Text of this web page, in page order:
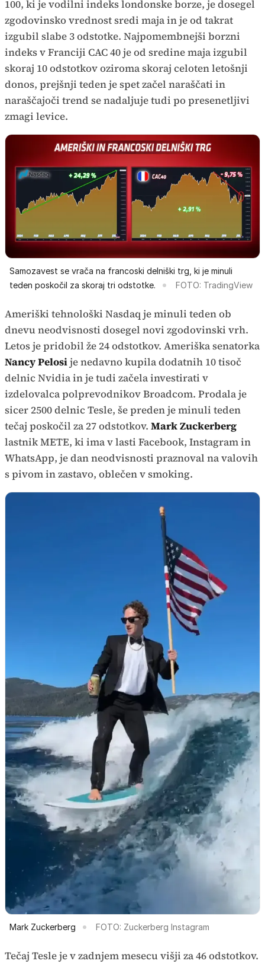
100, ki je vodilni indeks londonske borze, je dosegel
zgodovinsko vrednost sredi maja in je od takrat
izgubil slabe 3 odstotke. Najpomembnejši borzni
indeks v Franciji CAC 40 je od sredine maja izgubil
skoraj 10 odstotkov oziroma skoraj celoten letošnji
donos, prejšnji teden je spet začel naraščati in
naraščajoči trend se nadaljuje tudi po presenetljivi
zmagi levice.
Samozavest se vrača na francoski delniški trg, ki je minuli
teden poskočil za skoraj tri odstotke.
FOTO: TradingView
Ameriški tehnološki Nasdaq je minuli teden ob
dnevu neodvisnosti dosegel novi zgodovinski vrh.
Letos je pridobil že 24 odstotkov. Ameriška senatorka
Nancy Pelosije nedavno kupila dodatnih 10 tisoč
delnic Nvidia in je tudi začela investirati v
izdelovalca polprevodnikov Broadcom. Prodala je
sicer 2500 delnic Tesle, še preden je minuli teden
tečaj poskočil za 27 odstotkov. Mark Zuckerberg
lastnik METE, ki ima v lasti Facebook, Instagram in
WhatsApp, je dan neodvisnosti praznoval na valovih
s pivom in zastavo, oblečen v smoking.
Mark Zuckerberg FOTO: Zuckerberg Instagram
Tečaj Tesle je v zadnjem mesecu višji za 46 odstotkov.